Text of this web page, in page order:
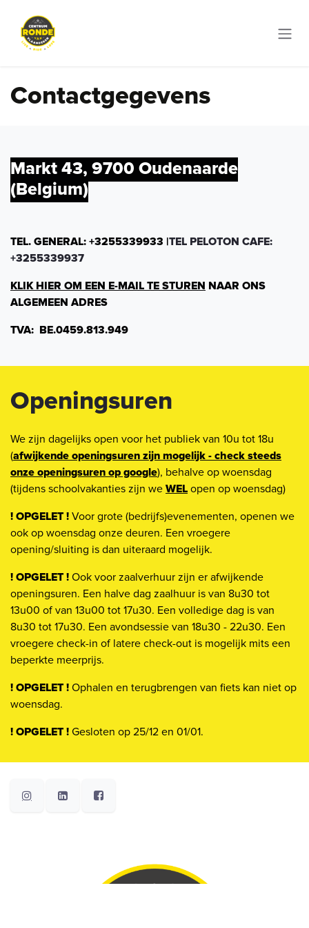
Contactgegevens
Markt 43, 9700 Oudenaarde
(Belgium)
​TEL. GENERAL: +3255339933 |TEL PELOTON CAFE:
+3255339937
KLIK HIER OM EEN E-MAIL TE STUREN NAAR ONS
ALGEMEEN ADRES
TVA: BE.0459.813.949
Openingsuren
We zijn dagelijks open voor het publiek van 10u tot 18u
(afwijkende openingsuren zijn mogelijk - check steeds
onze openingsuren op google), behalve op woensdag
(tijdens schoolvakanties zijn we WEL open op woensdag)
! OPGELET ! Voor grote (bedrijfs)evenementen, openen we
ook op woensdag onze deuren. Een vroegere
opening/sluiting is dan uiteraard mogelijk.
! OPGELET ! Ook voor zaalverhuur zijn er afwijkende
openingsuren. Een halve dag zaalhuur is van 8u30 tot
13u00 of van 13u00 tot 17u30. Een volledige dag is van
8u30 tot 17u30. Een avondsessie van 18u30 - 22u30. Een
vroegere check-in of latere check-out is mogelijk mits een
beperkte meerprijs.
! OPGELET ! Ophalen en terugbrengen van fiets kan niet op
woensdag.
! OPGELET ! Gesloten op 25/12 en 01/01.